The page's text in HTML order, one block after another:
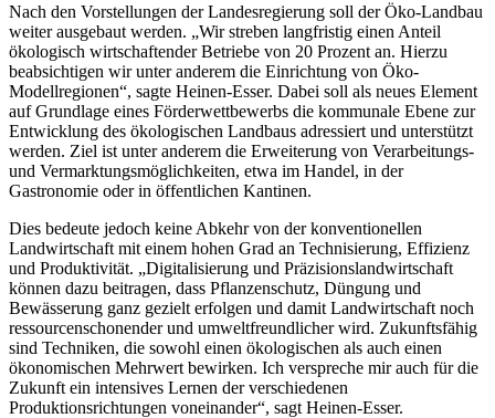
Nach den Vorstellungen der Landesregierung soll der Öko-Landbau
weiter ausgebaut werden. „Wir streben langfristig einen Anteil
ökologisch wirtschaftender Betriebe von 20 Prozent an. Hierzu
beabsichtigen wir unter anderem die Einrichtung von Öko-
Modellregionen“, sagte Heinen-Esser. Dabei soll als neues Element
auf Grundlage eines Förderwettbewerbs die kommunale Ebene zur
Entwicklung des ökologischen Landbaus adressiert und unterstützt
werden. Ziel ist unter anderem die Erweiterung von Verarbeitungs-
und Vermarktungsmöglichkeiten, etwa im Handel, in der
Gastronomie oder in öffentlichen Kantinen.
Dies bedeute jedoch keine Abkehr von der konventionellen
Landwirtschaft mit einem hohen Grad an Technisierung, Effizienz
und Produktivität. „Digitalisierung und Präzisionslandwirtschaft
können dazu beitragen, dass Pflanzenschutz, Düngung und
Bewässerung ganz gezielt erfolgen und damit Landwirtschaft noch
ressourcenschonender und umweltfreundlicher wird. Zukunftsfähig
sind Techniken, die sowohl einen ökologischen als auch einen
ökonomischen Mehrwert bewirken. Ich verspreche mir auch für die
Zukunft ein intensives Lernen der verschiedenen
Produktionsrichtungen voneinander“, sagt Heinen-Esser.